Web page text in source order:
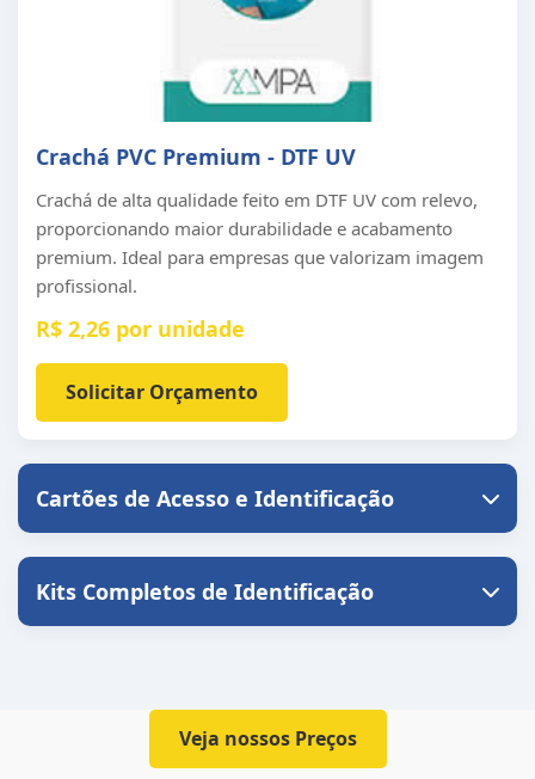
Crachá PVC Premium - DTF UV
Crachá de alta qualidade feito em DTF UV com relevo,
proporcionando maior durabilidade e acabamento
premium. Ideal para empresas que valorizam imagem
profissional.
R$ 2,26 por unidade
Solicitar Orçamento
Cartões de Acesso e Identificação
Kits Completos de Identificação
Veja nossos Preços